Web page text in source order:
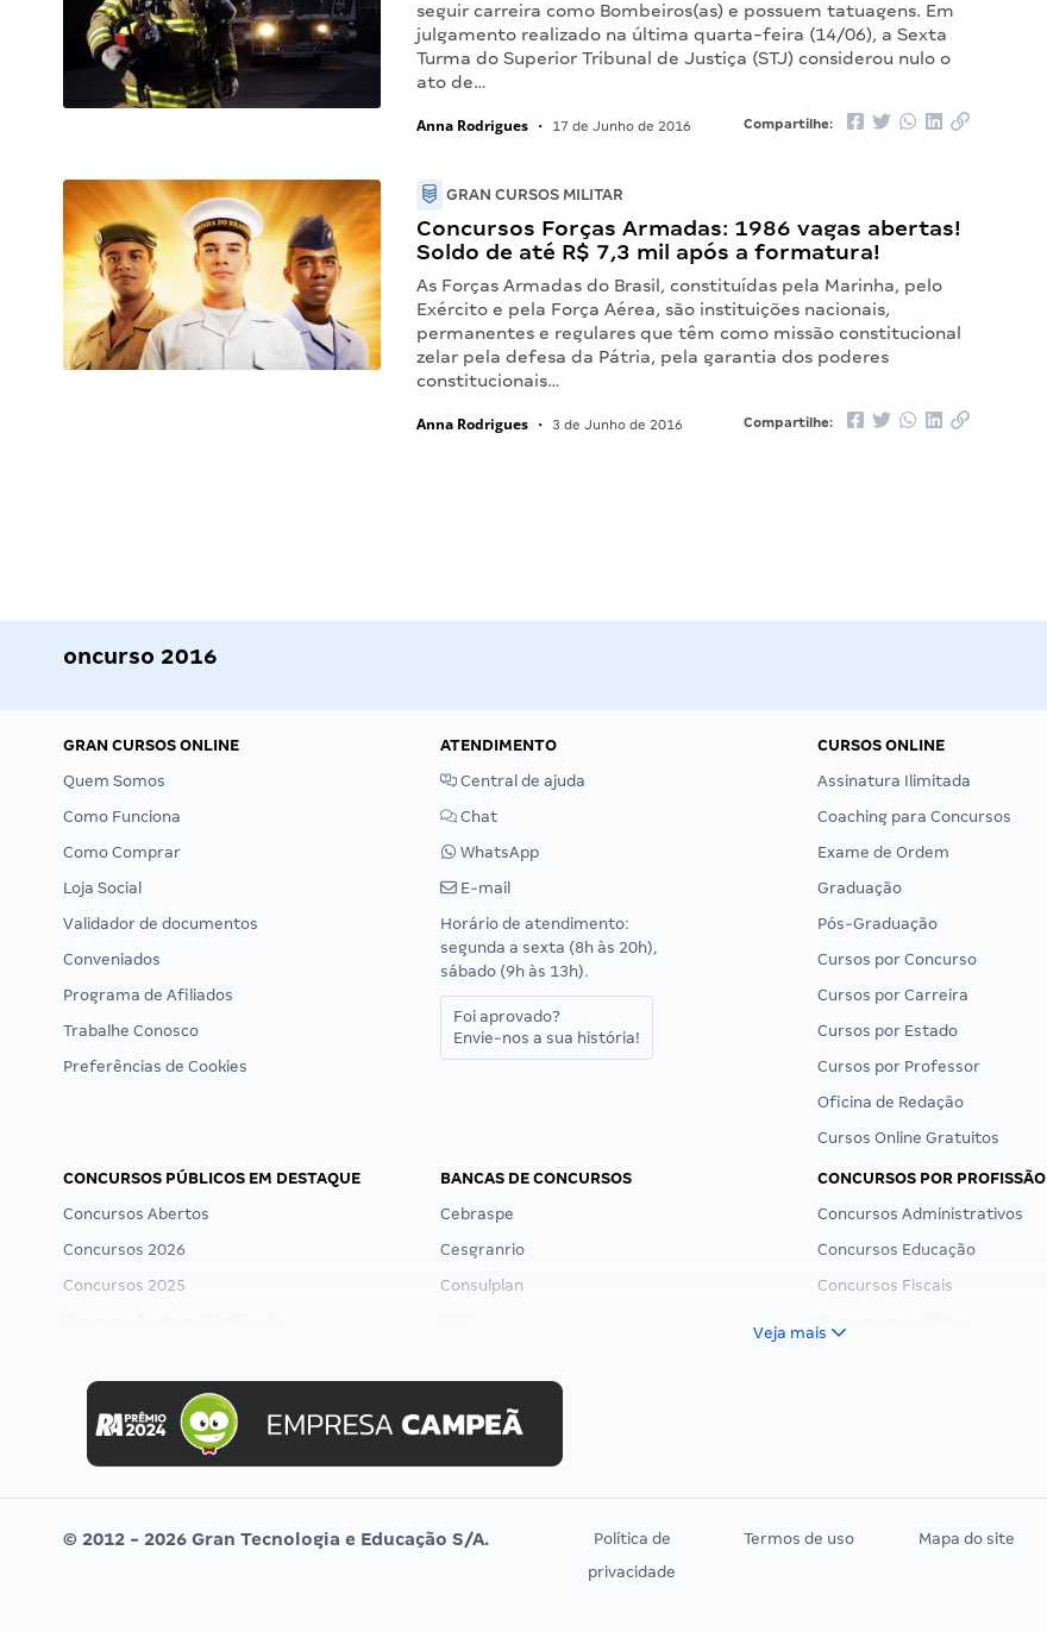
seguir carreira como Bombeiros(as) e possuem tatuagens. Em
julgamento realizado na última quarta-feira (14/06), a Sexta
Turma do Superior Tribunal de Justiça (STJ) considerou nulo o
ato de…
Anna Rodrigues • 17 de Junho de 2016 Compartilhe:
GRAN CURSOS MILITAR
Concursos Forças Armadas: 1986 vagas abertas!
Soldo de até R$ 7,3 mil após a formatura!
As Forças Armadas do Brasil, constituídas pela Marinha, pelo
Exército e pela Força Aérea, são instituições nacionais,
permanentes e regulares que têm como missão constitucional
zelar pela defesa da Pátria, pela garantia dos poderes
constitucionais…
Anna Rodrigues • 3 de Junho de 2016 Compartilhe:
oncurso 2016
GRAN CURSOS ONLINE
Quem Somos
Como Funciona
Como Comprar
Loja Social
Validador de documentos
Conveniados
Programa de Afiliados
Trabalhe Conosco
Preferências de Cookies
ATENDIMENTO
Central de ajuda
Chat
WhatsApp
E-mail
Horário de atendimento:
segunda a sexta (8h às 20h),
sábado (9h às 13h).
Foi aprovado?
Envie-nos a sua história!
CURSOS ONLINE
Assinatura Ilimitada
Coaching para Concursos
Exame de Ordem
Graduação
Pós-Graduação
Cursos por Concurso
Cursos por Carreira
Cursos por Estado
Cursos por Professor
Oficina de Redação
Cursos Online Gratuitos
CONCURSOS PÚBLICOS EM DESTAQUE
Concursos Abertos
Concursos 2026
Concursos 2025
Concurso MPU
Editais publicados
BANCAS DE CONCURSOS
Cebraspe
Cesgranrio
Consulplan
Selecon
Uniase
Vunesp
CONCURSOS POR PROFISSÃO
Concursos Administrativos
Concursos Educação
Concursos Fiscais
Residência Multiprofissional
Veja mais
© 2012 - 2026 Gran Tecnologia e Educação S/A.
Política de
privacidade
Termos de uso Mapa do site